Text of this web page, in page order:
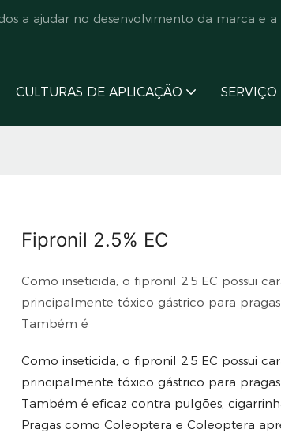
a ajudar no desenvolvimento da marca e
CULTURAS DE APLICAÇÃO SERVIÇO
Fipronil 2.5% EC
Como inseticida, o fipronil 2.5 EC possui
principalmente tóxico gástrico para
Também é
Como inseticida, o fipronil 2.5 EC possui
principalmente tóxico gástrico para
Também é eficaz contra pulgões,
Pragas como Coleoptera e Coleoptera